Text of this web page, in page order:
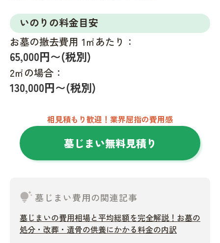
いのりの料金目安
お墓の撤去費用 1㎡あたり：
65,000円〜(税別)
2㎡の場合：
130,000円〜(税別)
相見積もり歓迎！業界屈指の費用感
墓じまい無料見積り
tips_and_updates墓じまい費用の関連記事
墓じまいの費用相場と平均総額を完全解説！お墓の
処分・改葬・遺骨の供養にかかる料金の内訳